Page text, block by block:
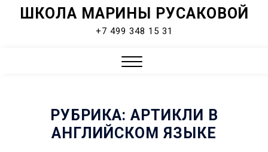
ШКОЛА МАРИНЫ РУСАКОВОЙ
+7 499 348 15 31
РУБРИКА: АРТИКЛИ В
АНГЛИЙСКОМ ЯЗЫКЕ